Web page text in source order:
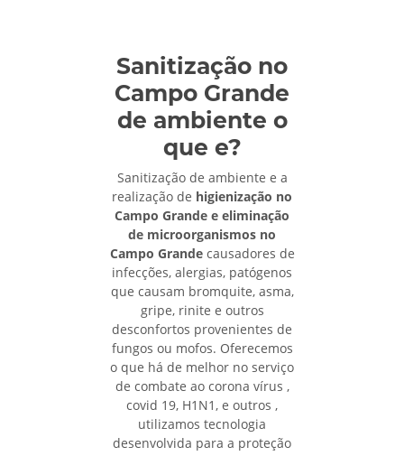
Sanitização no
Campo Grande
de ambiente o
que e?
Sanitização de ambiente e a
realização de higienização no
Campo Grande e eliminação
de microorganismos no
Campo Grandecausadores de
infecções, alergias, patógenos
que causam bromquite, asma,
gripe, rinite e outros
desconfortos provenientes de
fungos ou mofos. Oferecemos
o que há de melhor no serviço
de combate ao corona vírus ,
covid 19, H1N1, e outros ,
utilizamos tecnologia
desenvolvida para a proteção